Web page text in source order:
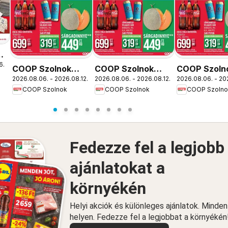
COOP Szolnok
akciós újság
Debrecen
2026.08.06. - 2026.08.12.
COOP Szolnok
COOP Szolnok
akciós újság
Szolnok
2026.08.06. - 2026.08.12.
COOP Szolnok
COOP
akciós újság
2026.08.06. -
COOP
Fedezze fel a legjobb
ajánlatokat a
környékén
Helyi akciók és különleges ajánlatok.
helyen. Fedezze fel a legjobbat a